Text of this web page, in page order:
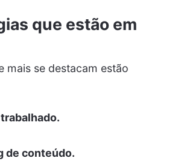
que estão em
mais se destacam estão
de conteúdo.